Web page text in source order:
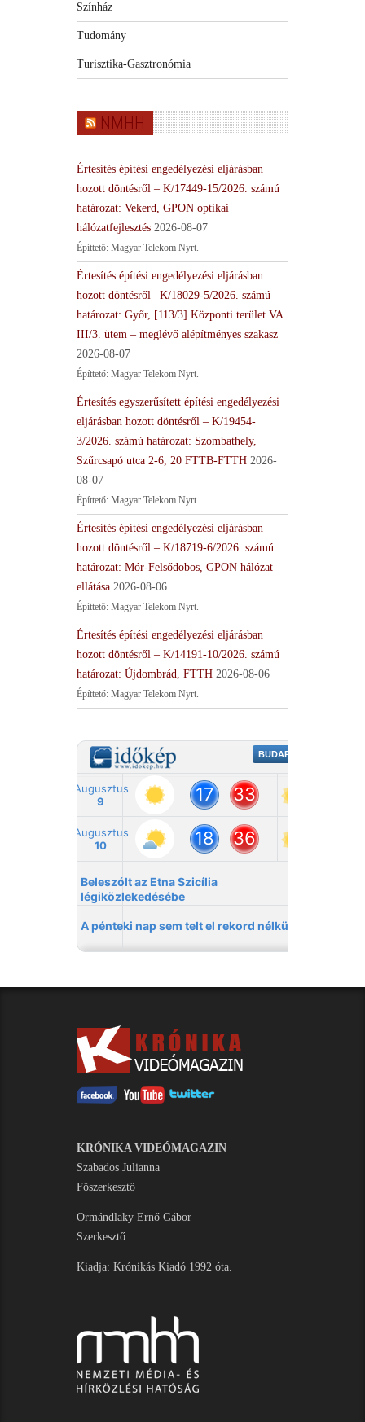
Színház
Tudomány
Turisztika-Gasztronómia
NMHH
Értesítés építési engedélyezési eljárásban
hozott döntésről – K/17449-15/2026. számú
határozat: Vekerd, GPON optikai
hálózatfejlesztés 2026-08-07
Építtető: Magyar Telekom Nyrt.
Értesítés építési engedélyezési eljárásban
hozott döntésről –K/18029-5/2026. számú
határozat: Győr, [113/3] Központi terület VA
III/3. ütem – meglévő alépítményes szakasz
2026-08-07
Építtető: Magyar Telekom Nyrt.
Értesítés egyszerűsített építési engedélyezési
eljárásban hozott döntésről – K/19454-
3/2026. számú határozat: Szombathely,
Szűrcsapó utca 2-6, 20 FTTB-FTTH 2026-
08-07
Építtető: Magyar Telekom Nyrt.
Értesítés építési engedélyezési eljárásban
hozott döntésről – K/18719-6/2026. számú
határozat: Mór-Felsődobos, GPON hálózat
ellátása 2026-08-06
Építtető: Magyar Telekom Nyrt.
Értesítés építési engedélyezési eljárásban
hozott döntésről – K/14191-10/2026. számú
határozat: Újdombrád, FTTH 2026-08-06
Építtető: Magyar Telekom Nyrt.
KRÓNIKA VIDEÓMAGAZIN
Szabados Julianna
Főszerkesztő
Ormándlaky Ernő Gábor
Szerkesztő
Kiadja: Krónikás Kiadó 1992 óta.